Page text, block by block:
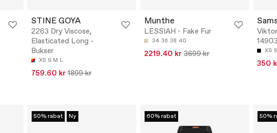
STINE GOYA
2263 Dry Viscose,
Elasticated Long -
Bukser
XS S M L
759.60 kr 1899 kr
Munthe
LESSIAH - Fake Fur
34 36 38 40
2219.40 kr 3699 kr XS S
350
50% rabat Ny 60% rabat 50%